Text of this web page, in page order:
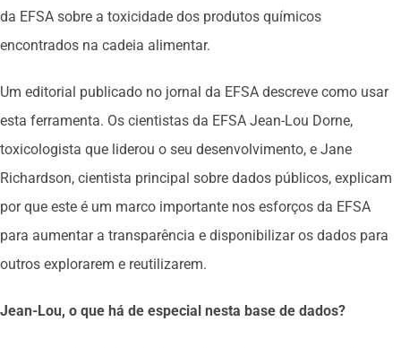
da EFSA sobre a toxicidade dos produtos químicos
encontrados na cadeia alimentar.
Um editorial publicado no jornal da EFSA descreve como usar
esta ferramenta. Os cientistas da EFSA Jean-Lou Dorne,
toxicologista que liderou o seu desenvolvimento, e Jane
Richardson, cientista principal sobre dados públicos, explicam
por que este é um marco importante nos esforços da EFSA
para aumentar a transparência e disponibilizar os dados para
outros explorarem e reutilizarem.
Jean-Lou, o que há de especial nesta base de dados?